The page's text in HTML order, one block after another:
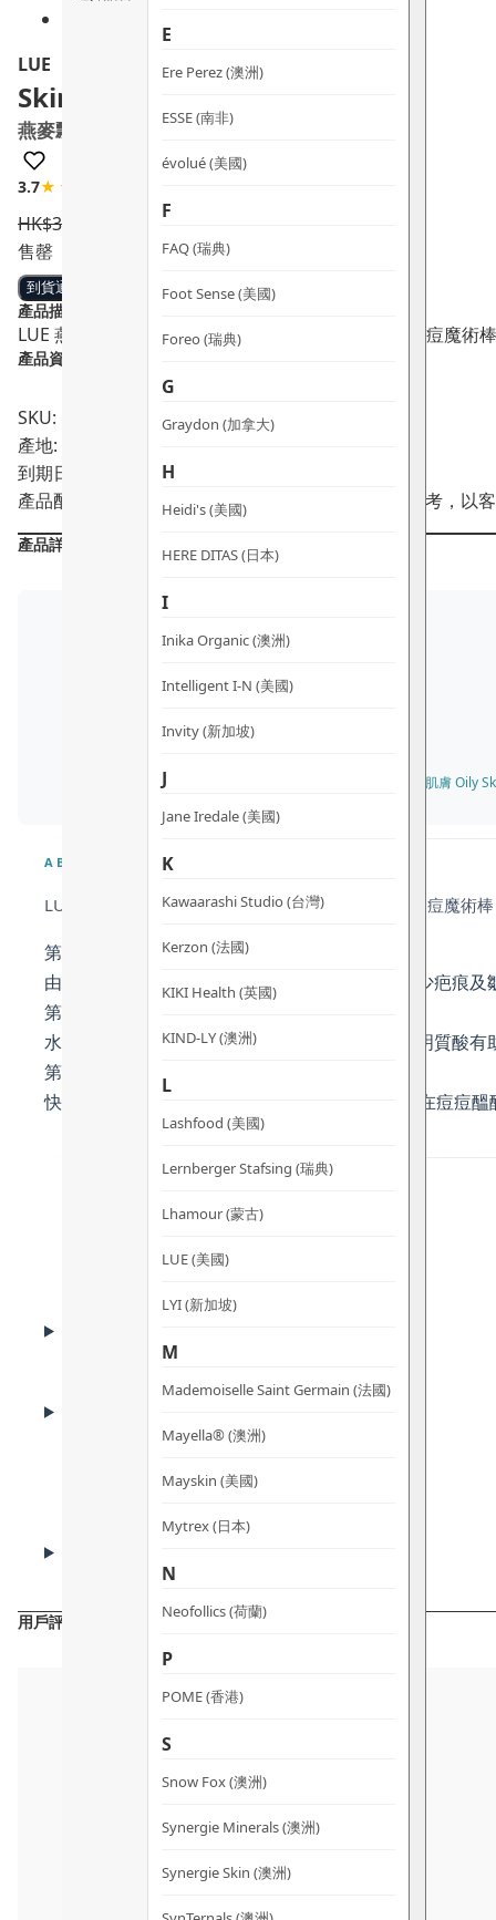
E
Ere Perez (澳洲)
ESSE (南非)
évolué (美國)
F
FAQ (瑞典)
Foot Sense (美國)
Foreo (瑞典)
G
Graydon (加拿大)
H
Heidi's (美國)
HERE DITAS (日本)
I
Inika Organic (澳洲)
Intelligent I-N (美國)
Invity (新加坡)
J
Jane Iredale (美國)
K
Kawaarashi Studio (台灣)
Kerzon (法國)
KIKI Health (英國)
KIND-LY (澳洲)
L
Lashfood (美國)
Lernberger Stafsing (瑞典)
Lhamour (蒙古)
LUE (美國)
LYI (新加坡)
M
Mademoiselle Saint Germain (法國)
Mayella® (澳洲)
Mayskin (美國)
Mytrex (日本)
N
Neofollics (荷蘭)
P
POME (香港)
S
Snow Fox (澳洲)
Synergie Minerals (澳洲)
Synergie Skin (澳洲)
LUE
Skin Solution Set
燕麥飄霜純潔套裝
3.7★★★☆☆
HK$320.0
272.0
售罄
到貨通知
產品描述：
LUE 燕麥飄霜純潔套裝集合了燕麥飄霜、水淼淼及消痘魔術
產品資料：
SKU: PRO00797
產地: 美國
到期日:
產品配方會不時作出更改，所有產品主要成分謹供參考，以
產品詳情
✓ 油性肌膚 Oily
ABOUT
LUÉ 燕麥飄霜純潔套裝集合了燕麥飄霜、水淼淼及消痘魔術
第一步：燕麥飄霜 56g
由燕麥及脫脂奶粉完美混合以成的燕麥飄霜能減少疤痕
第二步：水淼淼 30ml
水淼淼能控油、減少油光，並收細毛孔。優質透明質酸
第三步：消痘魔術棒 7.5ml
快速消退痘痘的消痘魔術棒結合12種草本成分，在痘痘
KEY INGREDIENTS
HOW TO USE
用戶評價